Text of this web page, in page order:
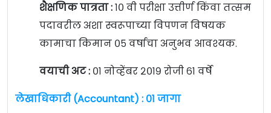
शैक्षणिक पात्रता :१० वी परीक्षा उत्तीर्ण किंवा तत्सम
पदावरील अशा स्वरूपाच्या विपणन विषयक
कामाचा किमान ०५ वर्षाचा अनुभव आवश्यक.
वयाची अट : ०१ नोव्हेंबर २०१९ रोजी ६१ वर्षे
लेखाधिकारी (Accountant) : ०१ जागा